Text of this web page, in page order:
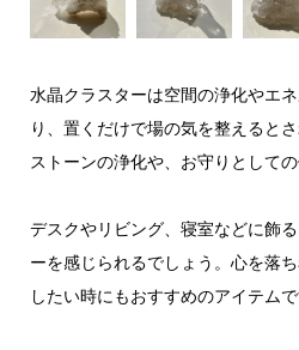
水晶クラスターは空間の浄化やエ
り、置くだけで場の気を整えると
ストーンの浄化や、お守りとしての
デスクやリビング、寝室などに飾
ーを感じられるでしょう。心を落
したい時にもおすすめのアイテムで